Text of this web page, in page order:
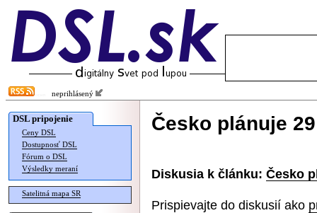
neprihlásený
DSL pripojenie
Ceny DSL
Dostupnosť DSL
Fórum o DSL
Výsledky meraní
Satelitná mapa SR
Česko plánuje
Diskusia k článku: Česko
Prispievajte do diskusií ako